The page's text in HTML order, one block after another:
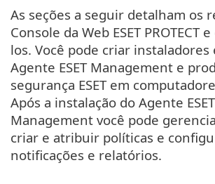
As seções a seguir detalham os
Console da Web ESET PROTECT
los. Você pode criar
Agente ESET Management e
segurança ESET em
Após a instalação do Agente ESET
Management você pode
criar e atribuir políticas e
notificações e relatórios.